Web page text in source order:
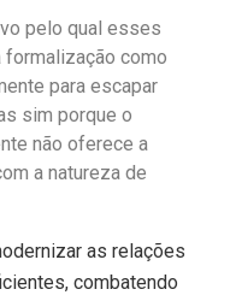
pelo qual esses
como
para escapar
sim porque o
não oferece a
a natureza de
as relações
combatendo